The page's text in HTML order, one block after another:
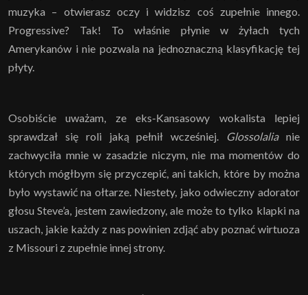
muzyka – otwierasz oczy i widzisz coś zupełnie innego.
Progressive? Tak! To właśnie płynie w żyłach tych
Amerykanów i nie pozwala na jednoznaczną klasyfikację tej
płyty.
Osobiście uważam, ze eks-Kansasowy wokalista lepiej
sprawdzał się roli jaką pełnił wcześniej. Glossolalianie
zachwyciła mnie w zasadzie niczym, nie ma momentów do
których mógłbym się przyczepić, ani takich, które by można
było wystawić na ołtarze. Niestety, jako odwieczny adorator
głosu Steve’a, jestem zawiedzony, ale może to tylko klapki na
uszach, jakie każdy z nas powinien zdjąć aby poznać wirtuoza
z Missouri z zupełnie innej strony.